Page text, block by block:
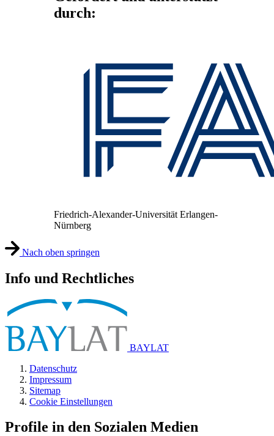
durch:
Friedrich-Alexander-Universität Erlangen-
Nürnberg
Nach oben springen
Info und Rechtliches
BAYLAT
Datenschutz
Impressum
Sitemap
Cookie Einstellungen
Profile in den Sozialen Medien